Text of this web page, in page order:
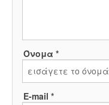
Όνομα *
E-mail *